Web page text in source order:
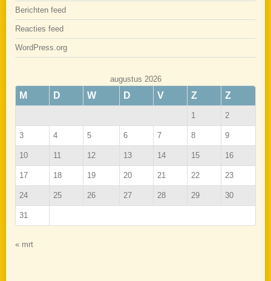
Berichten feed
Reacties feed
WordPress.org
augustus 2026
M D W D V Z Z
1 2
3 4 5 6 7 8 9
10 11 12 13 14 15 16
17 18 19 20 21 22 23
24 25 26 27 28 29 30
31
« mrt